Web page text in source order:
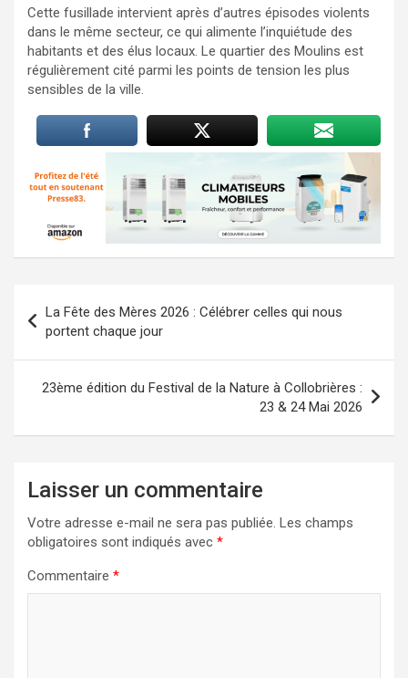
Cette fusillade intervient après d’autres épisodes violents
dans le même secteur, ce qui alimente l’inquiétude des
habitants et des élus locaux. Le quartier des Moulins est
régulièrement cité parmi les points de tension les plus
sensibles de la ville.
de
l’article
La Fête des Mères 2026 : Célébrer celles qui nous
portent chaque jour
23ème édition du Festival de la Nature à Collobrières :
23 & 24 Mai 2026
Laisser un commentaire
Votre adresse e-mail ne sera pas publiée. Les champs
obligatoires sont indiqués avec *
Commentaire *